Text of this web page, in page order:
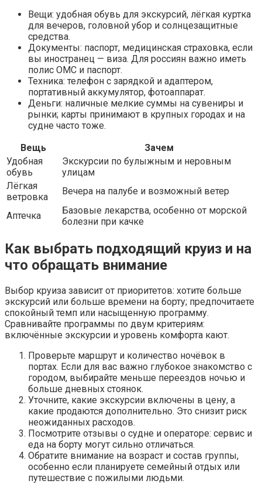
Вещи: удобная обувь для экскурсий, лёгкая куртка
для вечеров, головной убор и солнцезащитные
средства.
Документы: паспорт, медицинская страховка, если
вы иностранец — виза. Для россиян важно иметь
полис ОМС и паспорт.
Техника: телефон с зарядкой и адаптером,
портативный аккумулятор, фотоаппарат.
Деньги: наличные мелкие суммы на сувениры и
рынки; карты принимают в крупных городах и на
судне часто тоже.
Вещь
Зачем
Удобная
обувь
Экскурсии по булыжным и неровным
улицам
Лёгкая
ветровка
Вечера на палубе и возможный ветер
Аптечка
Базовые лекарства, особенно от морской
болезни при качке
Как выбрать подходящий круиз и на
что обращать внимание
Выбор круиза зависит от приоритетов: хотите больше
экскурсий или больше времени на борту; предпочитаете
спокойный темп или насыщенную программу.
Сравнивайте программы по двум критериям:
включённые экскурсии и уровень комфорта кают.
Проверьте маршрут и количество ночёвок в
портах. Если для вас важно глубокое знакомство с
городом, выбирайте меньше переездов ночью и
больше дневных стоянок.
Уточните, какие экскурсии включены в цену, а
какие продаются дополнительно. Это снизит риск
неожиданных расходов.
Посмотрите отзывы о судне и операторе: сервис и
еда на борту могут сильно отличаться.
Обратите внимание на возраст и состав группы,
особенно если планируете семейный отдых или
путешествие с пожилыми людьми.